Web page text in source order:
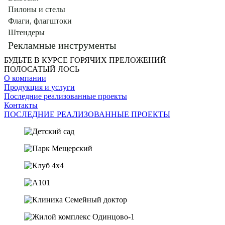
Производство холстов
Производство и монтаж информационных стендов
Производство и монтаж бегущих строк
Брендирование автотранспорта
Оклейка пленками
Оформление торговых и выставочных площадей
Плоттерная резка
Пилоны и стелы
Флаги, флагштоки
Штендеры
Рекламные инструменты
Ростовые фигуры и объемные буквы
Надувные фигуры
Трафареты на асфальт
Пресс-воллы
Акрилайты
Таблички
Мобильные стенды, Roll up, Pop up, Banner Stand
БУДЬТЕ В КУРСЕ ГОРЯЧИХ ПРЕЛОЖЕНИЙ
ПОЛОСАТЫЙ ЛОСЬ
О компании
Продукция и услуги
Последние реализованные проекты
Контакты
ПОСЛЕДНИЕ РЕАЛИЗОВАННЫЕ ПРОЕКТЫ